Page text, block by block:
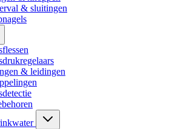
& sluitingen
& leidingen